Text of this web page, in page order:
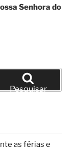
Senhora do
Pesquisar
as férias e